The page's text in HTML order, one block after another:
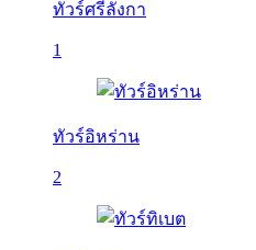
ทัวร์ศรีลังกา
1
ทัวร์อิหร่าน
2